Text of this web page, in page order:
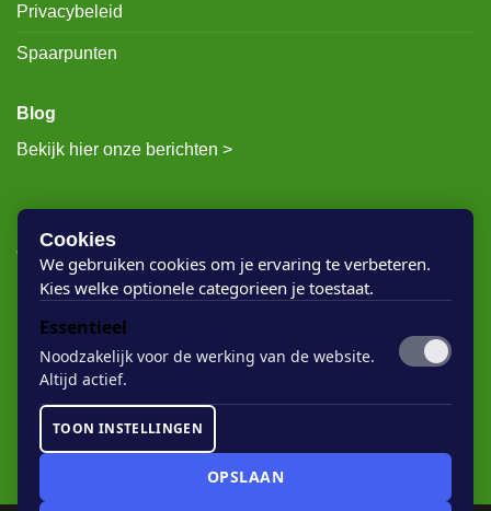
Privacybeleid
Spaarpunten
Blog
Bekijk hier onze berichten >
Rigostep Skylt
Rubio Monocoat Oil Plus 2c
Houten vloer lak
Floorservice Onderhoudsolie
Rubio Monocoat Soap
Cookies
We gebruiken cookies om je ervaring te verbeteren.
Kies welke optionele categorieen je toestaat.
Essentieel
Noodzakelijk voor de werking van de website.
Altijd actief.
TOON INSTELLINGEN
OPSLAAN